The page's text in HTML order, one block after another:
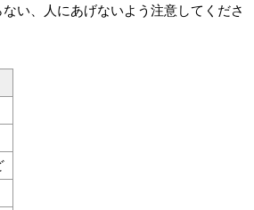
い、人にあげないよう注意してくださ